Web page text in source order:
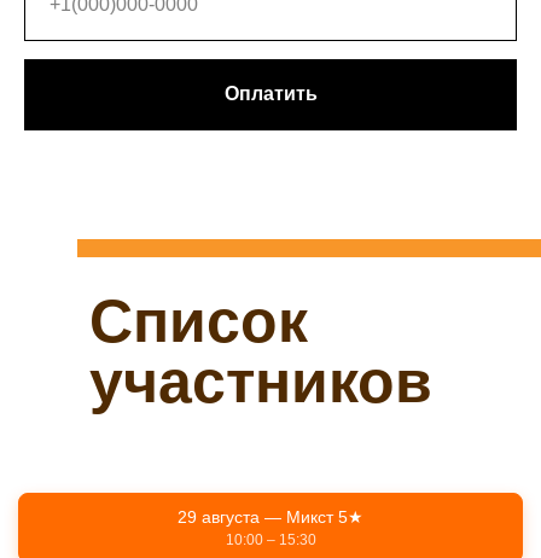
Оплатить
Список
участников
29 августа — Микст 5★
10:00 – 15:30